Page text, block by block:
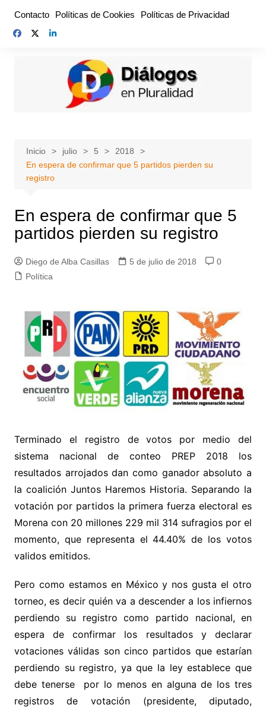
contenido
Contacto Políticas de Cookies Políticas de Privacidad
Inicio julio 5
2018
En espera de confirmar que 5 partidos pierden su
registro
En espera de confirmar que 5
partidos pierden su registro
Diego de Alba Casillas 5 de julio de 2018
0
Política
Terminado el registro de votos por medio del
sistema nacional de conteo PREP 2018 los
resultados arrojados dan como ganador absoluto a
la coalición Juntos Haremos Historia. Separando la
votación por partidos la primera fuerza electoral es
Morena con 20 millones 229 mil 314 sufragios por el
momento, que representa el 44.40% de los votos
validos emitidos.
Pero como estamos en México y nos gusta el otro
torneo, es decir quién va a descender a los infiernos
perdiendo su registro como partido nacional, en
espera de confirmar los resultados y declarar
votaciones válidas son cinco partidos que estarían
perdiendo su registro, ya que la ley establece que
debe tenerse por lo menos en alguna de los tres
registros de votación (presidente, diputado,